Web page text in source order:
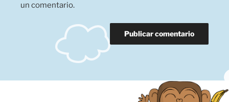
un comentario.